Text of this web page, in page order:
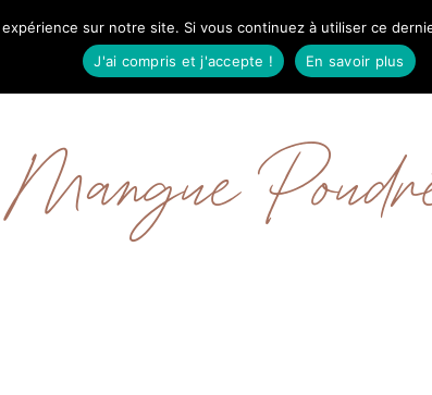
MODE VOYAGES
Mangue
sur notre site. Si vous continuez à utiliser ce
J'ai compris et j'accepte !
En savoir plus